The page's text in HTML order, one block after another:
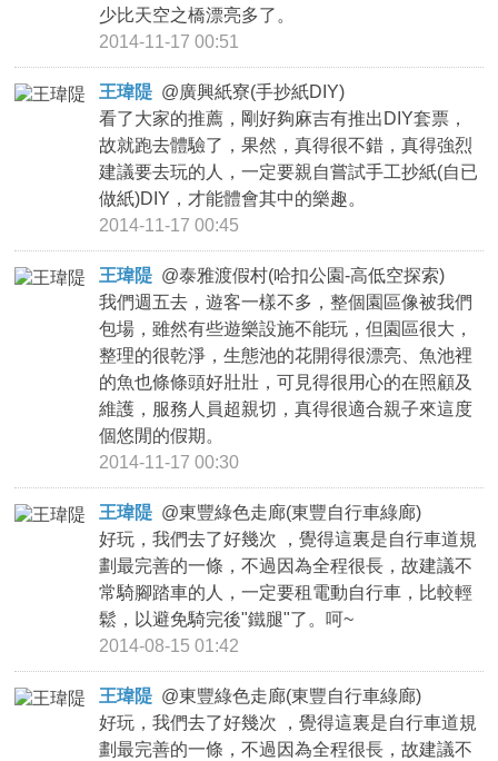
少比天空之橋漂亮多了。
2014-11-17 00:51
王瑋隄 @廣興紙寮(手抄紙DIY)
看了大家的推薦，剛好夠麻吉有推出DIY套票，
故就跑去體驗了，果然，真得很不錯，真得強烈
建議要去玩的人，一定要親自嘗試手工抄紙(自已
做紙)DIY，才能體會其中的樂趣。
2014-11-17 00:45
王瑋隄 @泰雅渡假村(哈扣公園-高低空探索)
我們週五去，遊客一樣不多，整個園區像被我們
包場，雖然有些遊樂設施不能玩，但園區很大，
整理的很乾淨，生態池的花開得很漂亮、魚池裡
的魚也條條頭好壯壯，可見得很用心的在照顧及
維護，服務人員超親切，真得很適合親子來這度
個悠閒的假期。
2014-11-17 00:30
王瑋隄 @東豐綠色走廊(東豐自行車綠廊)
好玩，我們去了好幾次 ，覺得這裏是自行車道規
劃最完善的一條，不過因為全程很長，故建議不
常騎腳踏車的人，一定要租電動自行車，比較輕
鬆，以避免騎完後"鐵腿"了。呵~
2014-08-15 01:42
王瑋隄 @東豐綠色走廊(東豐自行車綠廊)
好玩，我們去了好幾次 ，覺得這裏是自行車道規
劃最完善的一條，不過因為全程很長，故建議不